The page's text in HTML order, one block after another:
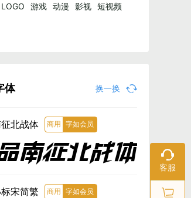
LOGO 游戏 动漫 影视 短视频
体 换一换
北战体 商用 字如会员
南征北战体
宋简繁 商用 字如会员
客服
在线客服
工作日